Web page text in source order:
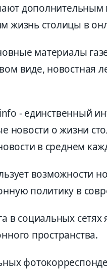
жизнь столицы в
материалы
виде, новостная
- единственный
новости о жизни
в среднем
возможности
политику в
в социальных
пространства.